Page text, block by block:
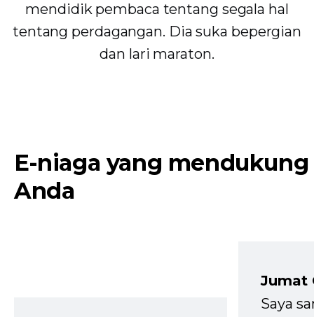
mendidik pembaca tentang segala hal
tentang perdagangan. Dia suka bepergian
dan lari maraton.
E-niaga yang mendukung
Anda
Jumat
Saya